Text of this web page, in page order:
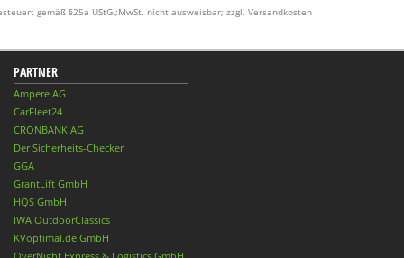
gemäß §25a UStG.;MwSt. nicht ausweisbar; zzgl. Versandkosten
PARTNER
Ampere AG
CarFleet24
CRONBANK AG
Der Sicherheits-Checker
GGA
GrantLift GmbH
HQS GmbH
IWA OutdoorClassics
KVoptimal.de GmbH